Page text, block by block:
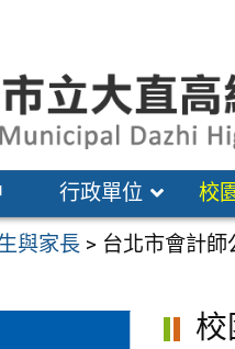
行政單位 校
與家長 > 台北市會計